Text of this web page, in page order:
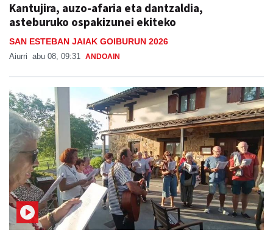
Kantujira, auzo-afaria eta dantzaldia,
asteburuko ospakizunei ekiteko
SAN ESTEBAN JAIAK GOIBURUN 2026
Aiurri abu 08, 09:31 ANDOAIN